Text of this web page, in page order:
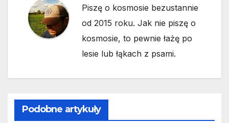
Piszę o kosmosie bezustannie
od 2015 roku. Jak nie piszę o
kosmosie, to pewnie łażę po
lesie lub łąkach z psami.
Podobne artykuły